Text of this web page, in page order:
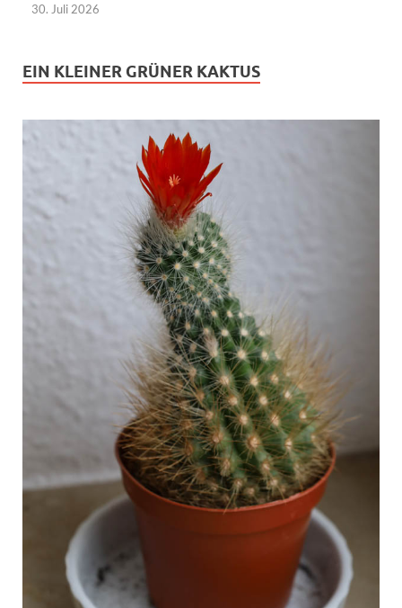
30. Juli 2026
EIN KLEINER GRÜNER KAKTUS